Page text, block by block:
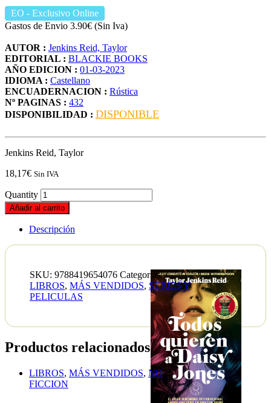
EO - Exclusivo Online
Gastos de Envio 3.90€ (Sin Iva)
AUTOR : Jenkins Reid, Taylor
EDITORIAL : BLACKIE BOOKS
AÑO EDICION : 01-03-2023
IDIOMA : Castellano
ENCUADERNACION : Rústica
Nº PAGINAS : 432
DISPONIBILIDAD : DISPONIBLE
Jenkins Reid, Taylor
18,17€ Sin IVA
Quantity
Añadir al carrito
Descripción
SKU: 9788419654076 Categorías:
LIBROS, MÁS VENDIDOS, SERIES Y
PELICULAS
Productos relacionados
LIBROS, MÁS VENDIDOS, NO
FICCION